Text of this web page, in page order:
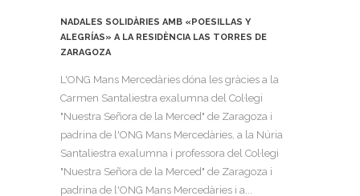
NADALES SOLIDÀRIES AMB «POESILLAS Y
ALEGRÍAS» A LA RESIDÈNCIA LAS TORRES DE
ZARAGOZA
L'ONG Mans Mercedàries dóna les gràcies a la
Carmen Santaliestra exalumna del Col·legi
"Nuestra Señora de la Merced" de Zaragoza i
padrina de l'ONG Mans Mercedàries, a la Núria
Santaliestra exalumna i professora del Col·legi
"Nuestra Señora de la Merced" de Zaragoza i
padrina de l'ONG Mans Mercedàries i a...